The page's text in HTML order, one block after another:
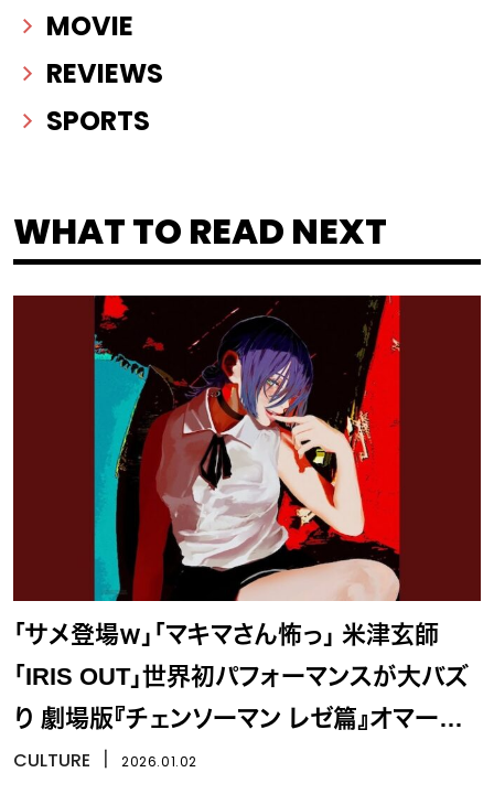
MOVIE
REVIEWS
SPORTS
WHAT TO READ NEXT
「サメ登場ｗ」「マキマさん怖っ」 米津玄師
「IRIS OUT」世界初パフォーマンスが大バズ
り 劇場版『チェンソーマン レゼ篇』オマージ
ュにファン大歓喜
CULTURE 2026.01.02